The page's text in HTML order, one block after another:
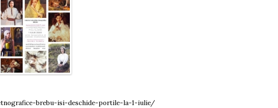
brebu-isi-deschide-portile-la-1-iulie/